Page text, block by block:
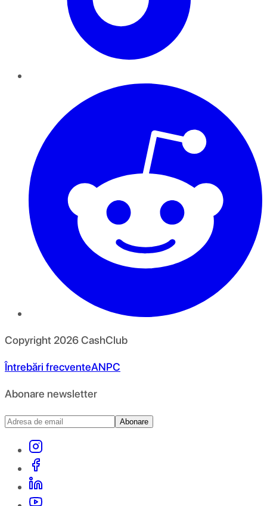
Copyright 2026CashClub
Întrebări frecventeANPC
Abonare newsletter
Abonare